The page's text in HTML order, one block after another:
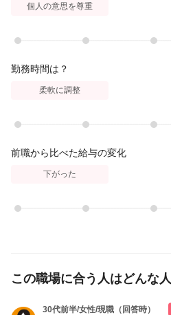
個人の意思を尊重
勤務時間は？
柔軟に調整
前職から比べた給与の変化
下がった
この職場に合う人はどんな
30代前半/女性/現職（回答時）